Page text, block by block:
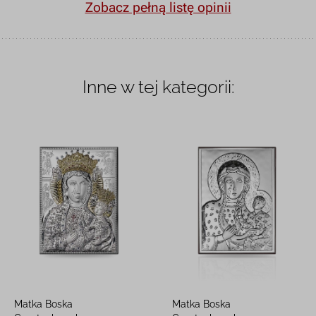
Zobacz pełną listę opinii
Inne w tej kategorii:
Matka Boska
Matka Boska